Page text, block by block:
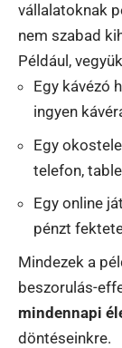
vállalatoknak
nem szabad
Például,
Egy kávézó
ingyen
Egy
telefon,
Egy online
pénzt
Mindezek a
beszorulás-
mindennapi
döntéseinkre.